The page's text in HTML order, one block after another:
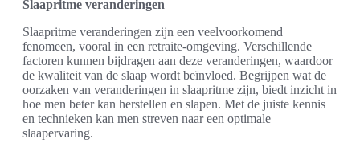
Slaapritme veranderingen
Slaapritme veranderingen zijn een veelvoorkomend
fenomeen, vooral in een retraite-omgeving. Verschillende
factoren kunnen bijdragen aan deze veranderingen, waardoor
de kwaliteit van de slaap wordt beïnvloed. Begrijpen wat de
oorzaken van veranderingen in slaapritme zijn, biedt inzicht in
hoe men beter kan herstellen en slapen. Met de juiste kennis
en technieken kan men streven naar een optimale
slaapervaring.